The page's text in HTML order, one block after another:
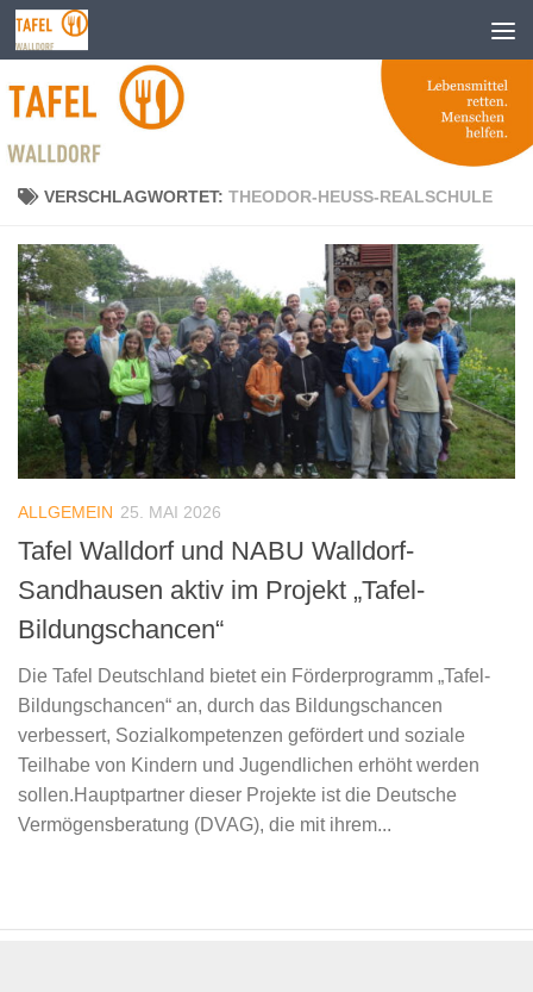
Zum Inhalt springen
VERSCHLAGWORTET: THEODOR-HEUSS-REALSCHULE
ALLGEMEIN 25. MAI 2026
Tafel Walldorf und NABU Walldorf-
Sandhausen aktiv im Projekt „Tafel-
Bildungschancen“
Die Tafel Deutschland bietet ein Förderprogramm „Tafel-
Bildungschancen“ an, durch das Bildungschancen
verbessert, Sozialkompetenzen gefördert und soziale
Teilhabe von Kindern und Jugendlichen erhöht werden
sollen.Hauptpartner dieser Projekte ist die Deutsche
Vermögensberatung (DVAG), die mit ihrem...